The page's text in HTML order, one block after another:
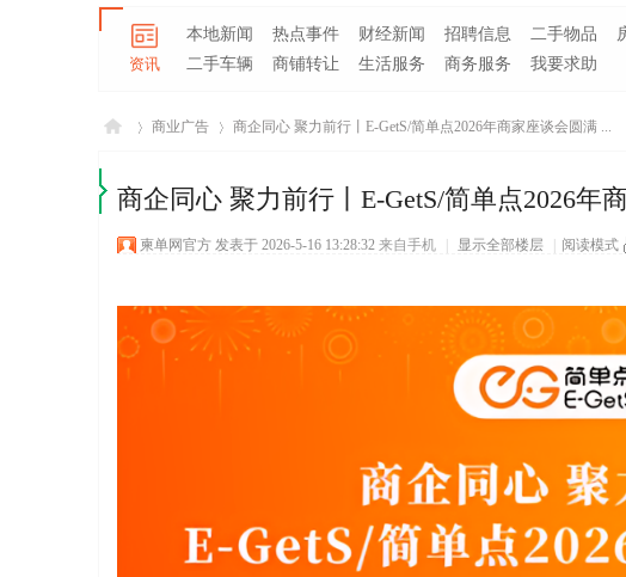
资讯
本地新闻 热点事件 财经新闻 招聘信息 二手物品
二手车辆
商铺转让 生活服务 商务服务 我要求助
商业广告 商企同心 聚力前行丨E-GetS/简单点2026年商家座谈会圆满 ...
商企同心 聚力前行丨E-GetS/简单点2026年
柬单网官方 发表于 2026-5-16 13:28:32 来自手机 显示全部楼层 阅读模式